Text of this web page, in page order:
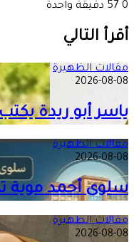
0
دقيقة واحدة
عبر
البريد
أقرأ التالي
مقالات الظهيرة
2026-08-08
ياسر أبو ريدة
مقالات الظهيرة
2026-08-08
سلوى أحمد موية
مقالات الظهيرة
2026-08-08